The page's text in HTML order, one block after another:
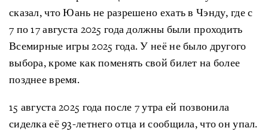
сказал, что Юань не разрешено ехать в Чэнду, где с
7 по 17 августа 2025 года должны были проходить
Всемирные игры 2025 года. У неё не было другого
выбора, кроме как поменять свой билет на более
позднее время.
15 августа 2025 года после 7 утра ей позвонила
сиделка её 93-летнего отца и сообщила, что он упал.